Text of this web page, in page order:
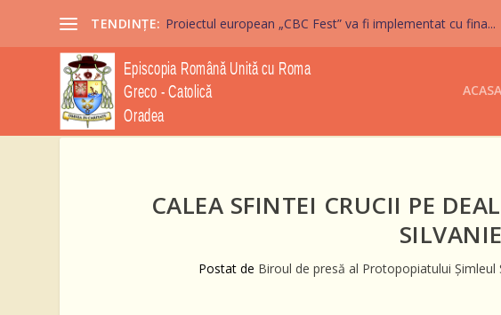
TENDINȚE: Proiectul european „CBC Fest” va fi implementat cu fina...
ACASA
CALEA SFINTEI CRUCII PE
Postat de Biroul de presă al Protopopiatului Şimleul